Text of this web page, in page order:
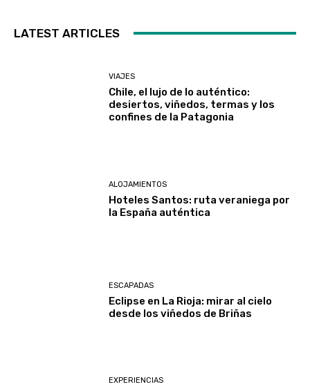
LATEST ARTICLES
VIAJES
Chile, el lujo de lo auténtico:
desiertos, viñedos, termas y los
confines de la Patagonia
ALOJAMIENTOS
Hoteles Santos: ruta veraniega por
la España auténtica
ESCAPADAS
Eclipse en La Rioja: mirar al cielo
desde los viñedos de Briñas
EXPERIENCIAS